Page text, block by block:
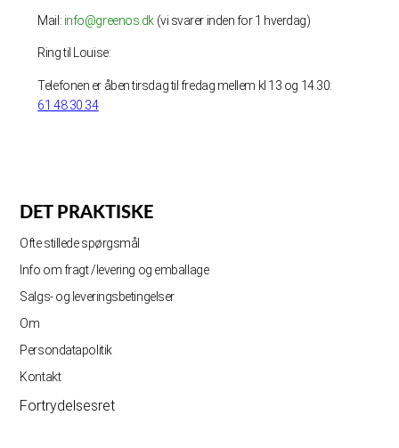
Mail: info@greenos.dk (vi svarer inden for 1 hverdag)
Ring til Louise:
Telefonen er åben tirsdag til fredag mellem kl 13 og 14.30:
61 48 30 34
DET PRAKTISKE
Ofte stillede spørgsmål
Info om fragt /levering og emballage
Salgs- og leveringsbetingelser
Om
Persondatapolitik
Kontakt
Fortrydelsesret